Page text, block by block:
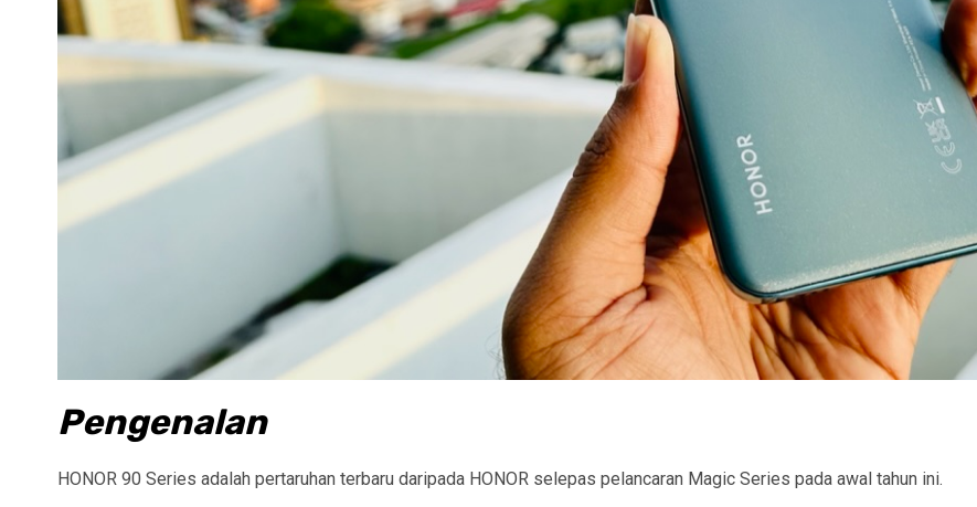
Pengenalan
HONOR 90 Series adalah pertaruhan terbaru daripada HONOR selepas pelancaran Magic Series pada awal tahun ini.